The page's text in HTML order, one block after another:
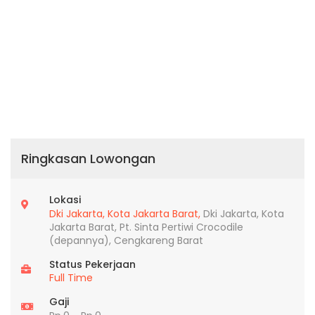
Ringkasan Lowongan
Lokasi
Dki Jakarta, Kota Jakarta Barat, Dki Jakarta, Kota
Jakarta Barat, Pt. Sinta Pertiwi Crocodile
(depannya), Cengkareng Barat
Status Pekerjaan
Full Time
Gaji